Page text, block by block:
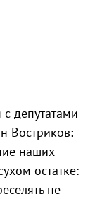
депутатами
Востриков:
наших
остатке:
не